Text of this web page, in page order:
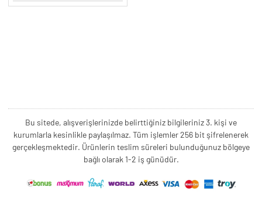
Bu sitede, alışverişlerinizde belirttiğiniz bilgileriniz 3. kişi ve
kurumlarla kesinlikle paylaşılmaz. Tüm işlemler 256 bit şifrelenerek
gerçekleşmektedir. Ürünlerin teslim süreleri bulunduğunuz bölgeye
bağlı olarak 1-2 iş günüdür.